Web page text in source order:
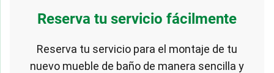
Reserva tu servicio fácilmente
Reserva tu servicio para el montaje de tu
nuevo mueble de baño de manera sencilla y